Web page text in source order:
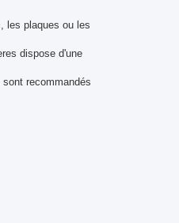
les plaques ou les
dispose d'une
recommandés